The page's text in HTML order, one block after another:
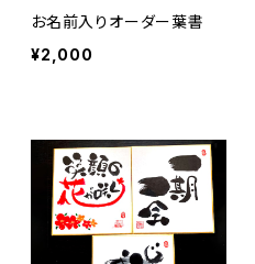
お名前入りオーダー葉書
¥2,000